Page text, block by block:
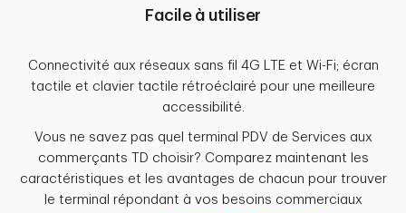
Facile à utiliser
Connectivité aux réseaux sans fil 4G LTE et Wi-Fi; écran
tactile et clavier tactile rétroéclairé pour une meilleure
accessibilité.
Vous ne savez pas quel terminal PDV de Services aux
commerçants TD choisir? Comparez maintenant les
caractéristiques et les avantages de chacun pour trouver
le terminal répondant à vos besoins commerciaux